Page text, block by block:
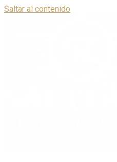
Saltar al contenido